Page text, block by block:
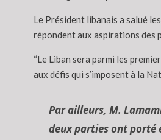
Le Président libanais a salué
répondent aux aspirations des
“Le Liban sera parmi les
aux défis qui s’imposent à la
Par ailleurs, M.
deux parties ont porté